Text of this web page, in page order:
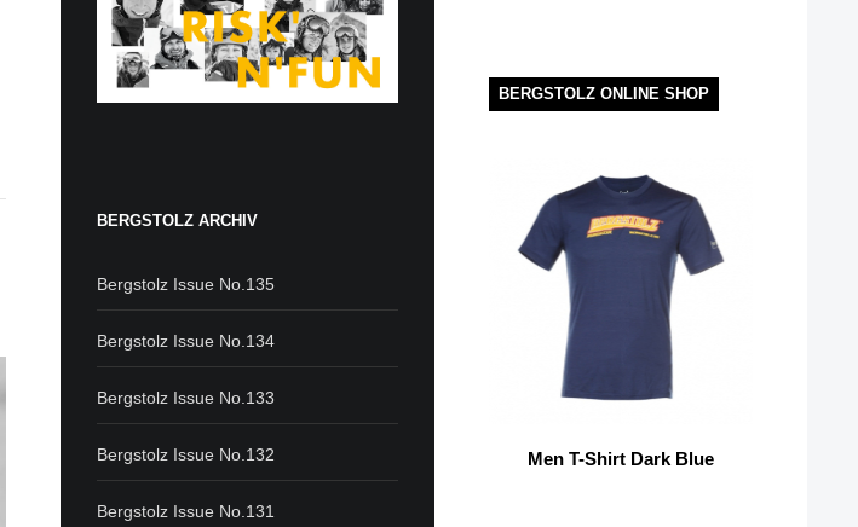
BERGSTOLZ ARCHIV
Bergstolz Issue No.135
Bergstolz Issue No.134
Bergstolz Issue No.133
Bergstolz Issue No.132
Bergstolz Issue No.131
BERGSTOLZ ONLINE SHOP
Men T-Shirt Dark Blue